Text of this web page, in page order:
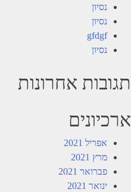
נסיון
נסיון
gfdgf
נסיון
תגובות אחרונות
ארכיונים
אפריל 2021
מרץ 2021
פברואר 2021
ינואר 2021